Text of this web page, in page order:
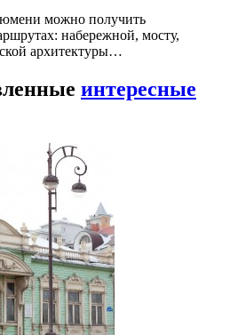
можно получить
набережной, мосту,
архитектуры…
интересные